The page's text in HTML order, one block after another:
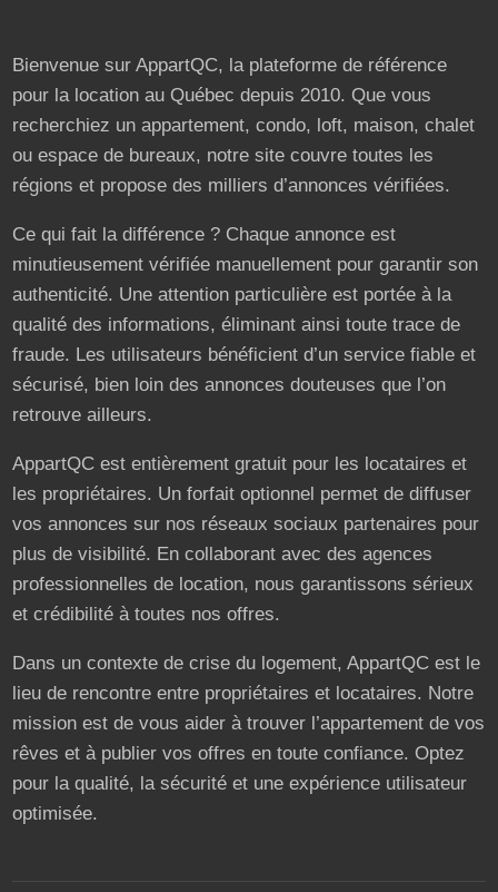
Bienvenue sur AppartQC, la plateforme de référence
pour la location au Québec depuis 2010. Que vous
recherchiez un appartement, condo, loft, maison, chalet
ou espace de bureaux, notre site couvre toutes les
régions et propose des milliers d’annonces vérifiées.
Ce qui fait la différence ? Chaque annonce est
minutieusement vérifiée manuellement pour garantir son
authenticité. Une attention particulière est portée à la
qualité des informations, éliminant ainsi toute trace de
fraude. Les utilisateurs bénéficient d’un service fiable et
sécurisé, bien loin des annonces douteuses que l’on
retrouve ailleurs.
AppartQC est entièrement gratuit pour les locataires et
les propriétaires. Un forfait optionnel permet de diffuser
vos annonces sur nos réseaux sociaux partenaires pour
plus de visibilité. En collaborant avec des agences
professionnelles de location, nous garantissons sérieux
et crédibilité à toutes nos offres.
Dans un contexte de crise du logement, AppartQC est le
lieu de rencontre entre propriétaires et locataires. Notre
mission est de vous aider à trouver l’appartement de vos
rêves et à publier vos offres en toute confiance. Optez
pour la qualité, la sécurité et une expérience utilisateur
optimisée.